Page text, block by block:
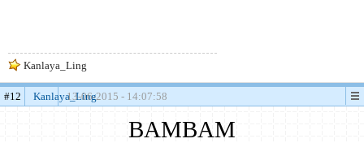
Kanlaya_Ling
#12 Kanlaya_Ling13-06-2015 - 14:07:58
BAMBAM